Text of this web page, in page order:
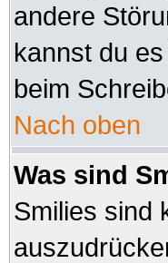
andere
kannst du
beim
Nach oben
Was sind
Smilies sind